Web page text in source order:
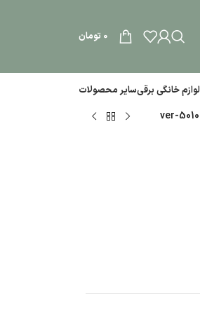
0 تومان
لوازم خانگی برقیسایر محصولات